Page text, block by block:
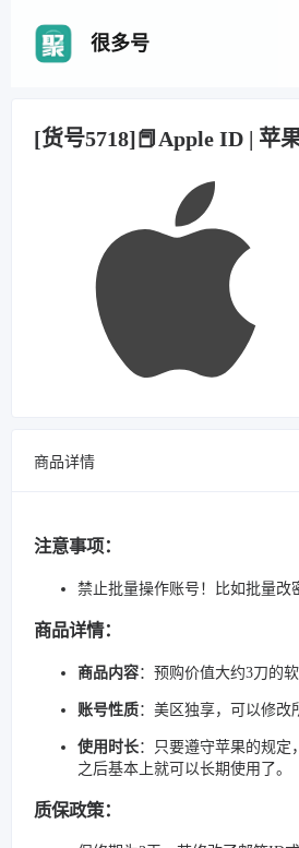
很多号
[货号5718]📕Apple ID | 苹
商品详情
注意事项：
禁止批量操作账号！比如批量改
商品详情：
商品内容：预购价值大约3刀的
账号性质：美区独享，可以修改
使用时长：只要遵守苹果的规定
之后基本上就可以长期使用了。
质保政策：